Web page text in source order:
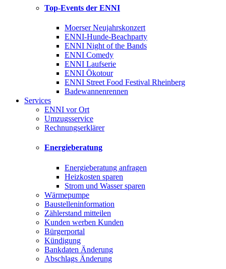
Top-Events der ENNI
Moerser Neujahrskonzert
ENNI-Hunde-Beachparty
ENNI Night of the Bands
ENNI Comedy
ENNI Laufserie
ENNI Ökotour
ENNI Street Food Festival Rheinberg
Badewannenrennen
Services
ENNI vor Ort
Umzugsservice
Rechnungserklärer
Energieberatung
Energieberatung anfragen
Heizkosten sparen
Strom und Wasser sparen
Wärmepumpe
Baustelleninformation
Zählerstand mitteilen
Kunden werben Kunden
Bürgerportal
Kündigung
Bankdaten Änderung
Abschlags Änderung